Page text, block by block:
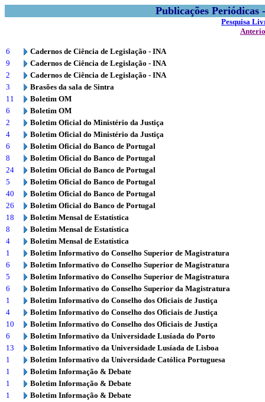
Publicações
Pesquisa
6
Cadernos de Ciência de Legislação - INA
9
Cadernos de Ciência de Legislação - INA
2
Cadernos de Ciência de Legislação - INA
3
Brasões da sala de Sintra
11
Boletim OM
6
Boletim OM
2
Boletim Oficial do Ministério da Justiça
4
Boletim Oficial do Ministério da Justiça
6
Boletim Oficial do Banco de Portugal
8
Boletim Oficial do Banco de Portugal
24
Boletim Oficial do Banco de Portugal
5
Boletim Oficial do Banco de Portugal
40
Boletim Oficial do Banco de Portugal
26
Boletim Oficial do Banco de Portugal
18
Boletim Mensal de Estatística
8
Boletim Mensal de Estatística
4
Boletim Mensal de Estatística
1
Boletim Informativo do Conselho Superior de Magistratura
6
Boletim Informativo do Conselho Superior de Magistratura
5
Boletim Informativo do Conselho Superior de Magistratura
6
Boletim Informativo do Conselho Superior da Magistratura
1
Boletim Informativo do Conselho dos Oficiais de Justiça
4
Boletim Informativo do Conselho dos Oficiais de Justiça
10
Boletim Informativo do Conselho dos Oficiais de Justiça
6
Boletim Informativo da Universidade Lusíada do Porto
13
Boletim Informativo da Universidade Lusíada de Lisboa
1
Boletim Informativo da Universidade Católica Portuguesa
1
Boletim Informação & Debate
1
Boletim Informação & Debate
1
Boletim Informação & Debate